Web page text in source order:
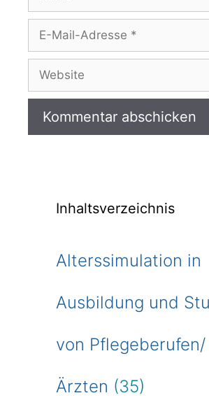
Adresse
Website
Inhaltsverzeichnis
Alterssimulation in
Ausbildung und
von Pflegeberufen/
Ärzten (35)